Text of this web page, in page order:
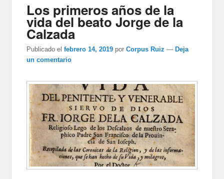
Los primeros años de la
vida del beato Jorge de la
Calzada
Publicado el febrero 14, 2019 porCorpus Ruiz — Deja
un comentario